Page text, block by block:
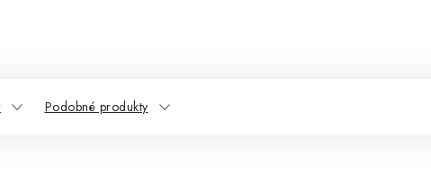
Podobné produkty